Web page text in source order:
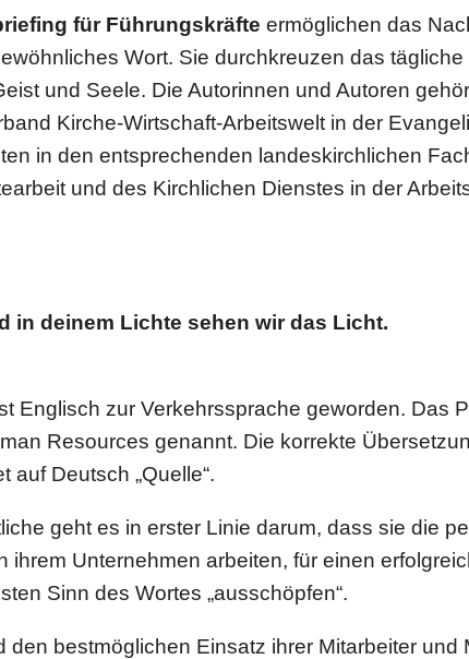
für Füh­rungs­kräfte ermög­li­chen das
Wort. Sie durch­kreu­zen das tägliche
und Seele. Die Autorin­nen und Autoren
Kirche-Wirt­schaft-Arbeits­welt in der
in den ent­spre­chen­den lan­des­kirch­li­chen
und des Kirch­li­chen Dienstes in der
in deinem Lichte sehen wir das Licht.
Englisch zur Ver­kehrs­spra­che geworden. Das
Resour­ces genannt. Die korrekte
auf Deutsch „Quelle“.
geht es in erster Linie darum, dass sie die
Unter­neh­men arbeiten, für einen
Sinn des Wortes „aus­schöp­fen“.
den best­mög­li­chen Einsatz ihrer Mit­ar­bei­ter und